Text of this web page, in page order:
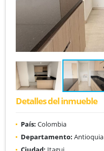
Detalles del inmueble
País: Colombia
Departamento: Antioquia